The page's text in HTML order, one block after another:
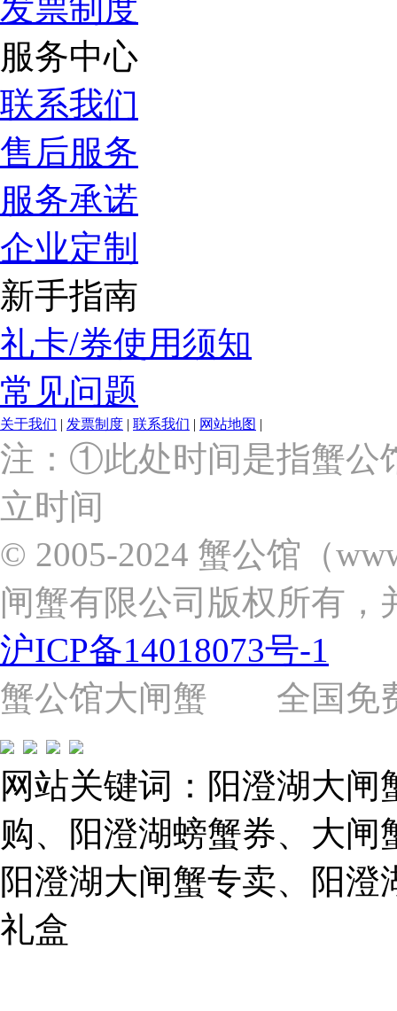
发票制度
服务中心
联系我们
售后服务
服务承诺
企业定制
新手指南
礼卡/券使用须知
常见问题
关于我们 | 发票制度 | 联系我们 | 网站地图 |
上
海
市
浦
东
区
杨
路
号
（靠
近
苗
圃
路）
Tel:
021-
62243579
E-
mail:
859749344@qq.com
1019225591
注：①此处时间是指蟹公
立时间
© 2005-2024 蟹公馆（
闸蟹有限公司版权所有，
沪ICP备14018073号-1
蟹公馆大闸蟹 全国免费
网站关键词：阳澄湖大
购、阳澄湖螃蟹券、大
阳澄湖大闸蟹专卖、阳
礼盒